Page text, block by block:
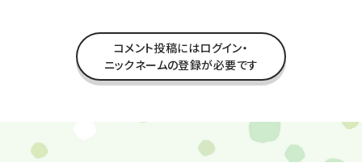
コメント投稿にはログイン・
ニックネームの登録が必要です